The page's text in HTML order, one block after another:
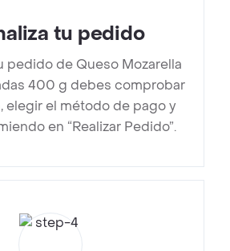
tu pedido
pedido de Queso Mozarella
400 g debes comprobar
elegir el método de pago y
en “Realizar Pedido”.